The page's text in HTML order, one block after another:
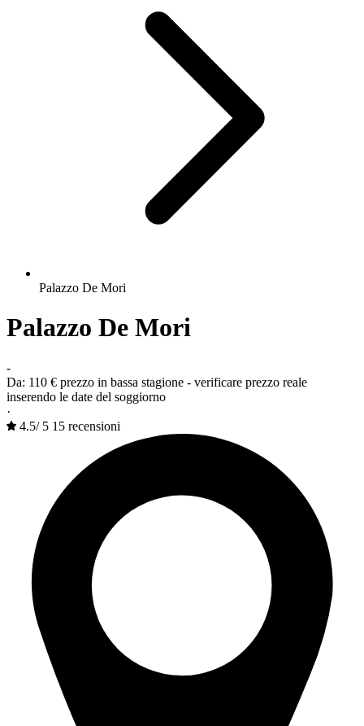
Palazzo De Mori
Palazzo De Mori
-
Da: 110 € prezzo in bassa stagione - verificare prezzo reale
inserendo le date del soggiorno
·
4.5/ 5 15 recensioni